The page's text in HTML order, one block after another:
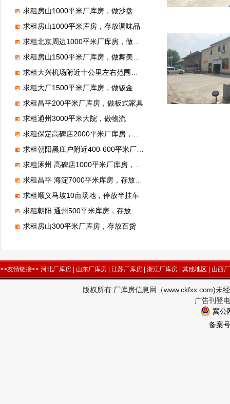
求租房山1000平米厂库房，做沙盘
求租房山1000平米库房，存放调味品
求租北京周边1000平米厂库房，做腻子粉
求租房山1500平米厂库房，做舞美展览
求租大兴机场附近十公里左右范围库房厂房1000平米左右能进大车的
求租大厂1500平米厂库房，做钣金
求租昌平200平米厂库房，做板式家具
求租通州3000平米大院，做物流
求租保定高碑店2000平米厂库房，加工无纺布
求租朝阳黑庄户附近400-600平米厂库房，做市区配送
求租涿州 高碑店1000平米厂库房，做装修材料
求租昌平 海淀7000平米库房，存放电子产品
求租顺义马坡10亩场地，停放半挂车
求租朝阳 通州500平米库房，存放狗粮
求租房山300平米厂库房，存放百货
>>友情链接<< 河北厂库房 | 山东厂库房 | 江苏厂库房 | 浙江厂库房 | 其他地区 | 山西
版权所有:厂库房信息网（www.ckfxx.com)未
广告刊登
冀公
备案